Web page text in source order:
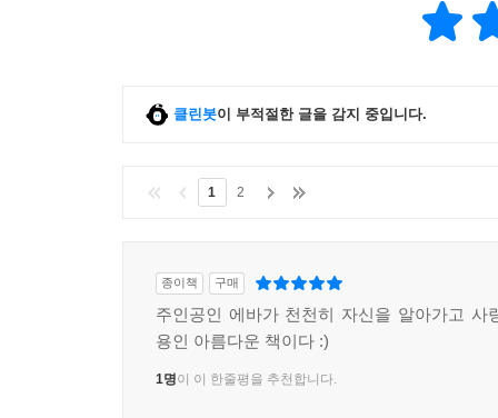
클린봇이 부적절한 글을 감지 중입니다.
1 2
종이책 구매
주인공인 에바가 천천히 자신을 알아가고 사
용인 아름다운 책이다 :)
1명이 이 한줄평을 추천합니다.